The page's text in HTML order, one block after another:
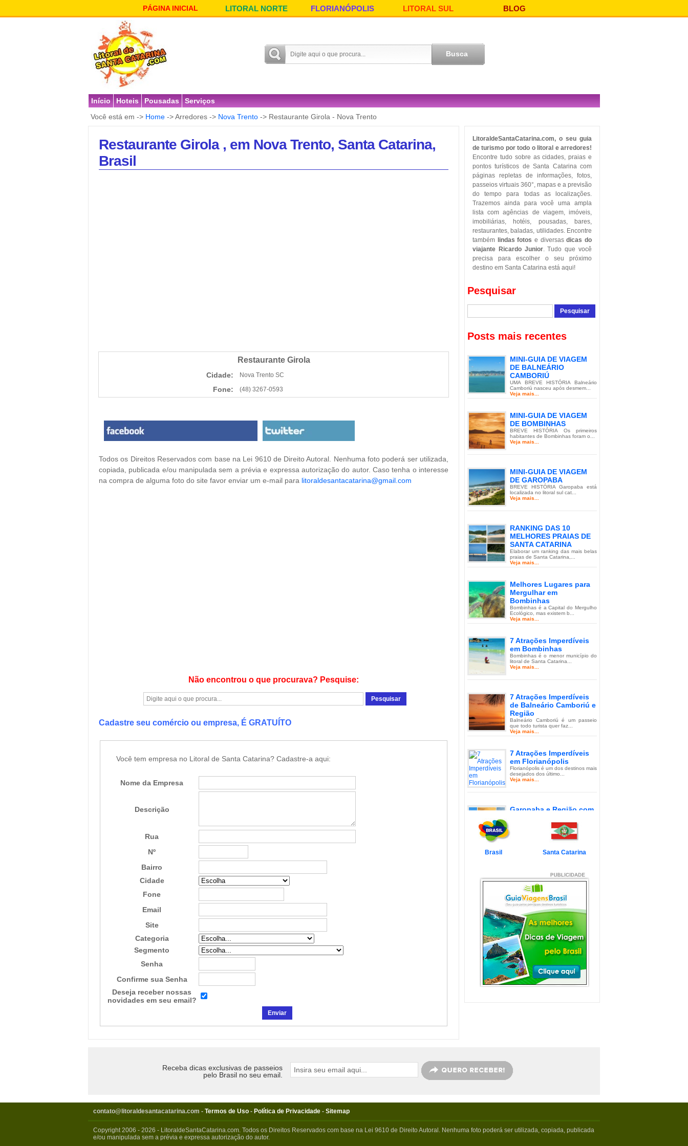
PÁGINA INICIAL LITORAL NORTE FLORIANÓPOLIS LITORAL SUL BLOG
Início Hoteis Pousadas
Serviços
Você está em -> Home -> Arredores -> Nova Trento -> Restaurante Girola - Nova Trento
Restaurante Girola , em Nova Trento, Santa Catarina,
Brasil
Restaurante Girola
Cidade: Nova Trento SC
Fone: (48) 3267-0593
Todos os Direitos Reservados com base na Lei 9610 de Direito Autoral. Nenhuma foto poderá ser utilizada,
copiada, publicada e/ou manipulada sem a prévia e expressa autorização do autor. Caso tenha o interesse
na compra de alguma foto do site favor enviar um e-mail para litoraldesantacatarina@gmail.com
Não encontrou o que procurava? Pesquise:
Cadastre seu comércio ou empresa, É GRATUÍTO
Você tem empresa no Litoral de Santa Catarina? Cadastre-a aqui:
Nome da Empresa
Descrição
Rua
Nº
Bairro
Cidade
Fone
Email
Site
Categoria
Segmento
Senha
Confirme sua Senha
Deseja receber nossas
novidades em seu email?
LitoraldeSantaCatarina.com, o seu guia
de turismo por todo o litoral e arredores!
Encontre tudo sobre as cidades, praias e
pontos turísticos de Santa Catarina com
páginas repletas de informações, fotos,
passeios virtuais 360°, mapas e a previsão
do tempo para todas as localizações.
Trazemos ainda para você uma ampla
lista com agências de viagem, imóveis,
imobiliárias, hotéis, pousadas, bares,
restaurantes, baladas, utilidades. Encontre
também
lindas fotos e diversasdicas do
viajante Ricardo Junior. Tudo que você
precisa para escolher o seu próximo
destino em Santa Catarina está aqui!
Pesquisar
Posts mais recentes
MINI-GUIA DE VIAGEM
DE BALNEÁRIO
CAMBORIÚ
UMA BREVE HISTÓRIA Balneário
Camboriú nasceu após desmem...
Veja mais...
MINI-GUIA DE VIAGEM
DE BOMBINHAS
BREVE HISTÓRIA Os primeiros
habitantes de Bombinhas foram o...
Veja mais...
MINI-GUIA DE VIAGEM
DE GAROPABA
BREVE HISTÓRIA Garopaba está
localizada no litoral sul cat...
Veja mais...
RANKING DAS 10
MELHORES PRAIAS DE
SANTA CATARINA
Elaborar um ranking das mais belas
praias de Santa Catarina,...
Veja mais...
Melhores Lugares para
Mergulhar em
Bombinhas
Bombinhas é a Capital do Mergulho
Ecológico, mas existem b...
Veja mais...
7 Atrações Imperdíveis
em Bombinhas
Bombinhas é o menor município do
litoral de Santa Catarina...
Veja mais...
7 Atrações Imperdíveis
de Balneário Camboriú e
Região
Balneário Camboriú é um passeio
que todo turista quer faz...
Veja mais...
7 Atrações Imperdíveis
em Florianópolis
Florianópolis é um dos destinos mais
desejados dos último...
Veja mais...
Garopaba e Região com
Garopaba é um município de Santa
Catarina a 80 quilômetro...
Veja mais...
com Crianças
Simplesmente magnífico! Assim
pode ser descrito o Litoral d...
Veja mais...
Balneário Camboriú e
arredores com Crianças
Balneário Camboriú fica em Santa
Catarina, mais especifica...
Veja mais...
Florianópolis com
crianças: as melhores
Brasil Santa Catarina
Receba dicas exclusivas de passeios
pelo Brasil no seu email.
contato@litoraldesantacatarina.com - Termos de Uso - Política de Privacidade - Sitemap
Copyright 2006 - 2026 - LitoraldeSantaCatarina.com. Todos os Direitos Reservados com base na Lei 9610 de Direito Autoral. Nenhuma foto poderá ser utilizada, copiada, publicada
e/ou manipulada sem a prévia e expressa autorização do autor.